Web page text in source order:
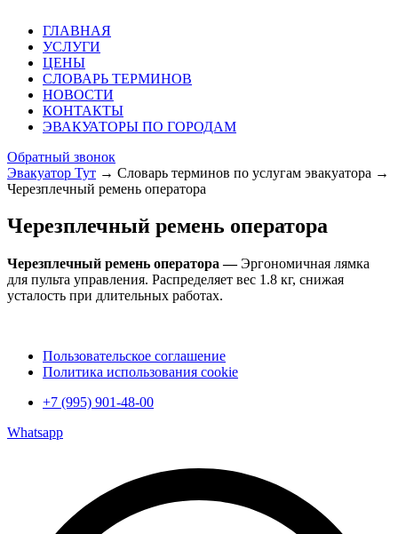
ГЛАВНАЯ
УСЛУГИ
ЦЕНЫ
СЛОВАРЬ ТЕРМИНОВ
НОВОСТИ
КОНТАКТЫ
ЭВАКУАТОРЫ ПО ГОРОДАМ
Обратный звонок
Эвакуатор Тут → Словарь терминов по услугам эвакуатора →
Черезплечный ремень оператора
Черезплечный ремень оператора
Черезплечный ремень оператора —Эргономичная лямка
для пульта управления. Распределяет вес 1.8 кг, снижая
усталость при длительных работах.
Пользовательское соглашение
Политика использования cookie
+7 (995) 901-48-00
Whatsapp